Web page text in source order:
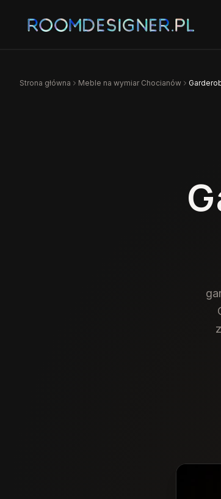
Strona główna Meble na wymiar Chocianów